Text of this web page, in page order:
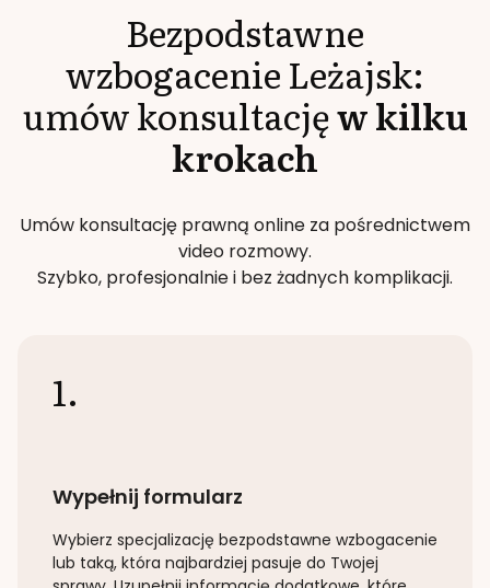
Bezpodstawne
wzbogacenieLeżajsk:
umów konsultacjęw kilku
krokach
Umów konsultację prawną online za pośrednictwem
video rozmowy.
Szybko, profesjonalnie i bez żadnych komplikacji.
1.
Wypełnij formularz
Wybierz specjalizację bezpodstawne wzbogacenie
lub taką, która najbardziej pasuje do Twojej